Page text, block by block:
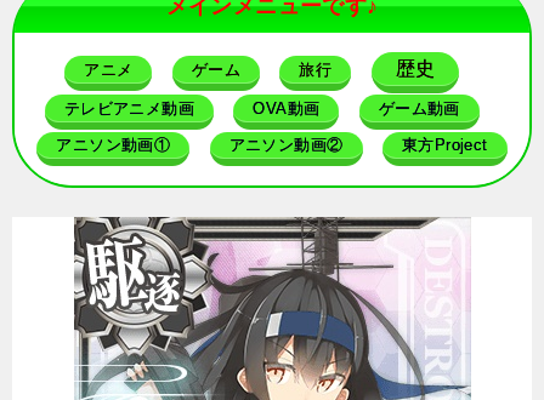
メインメニューです♪
アニメ ゲーム 旅行 歴史
テレビアニメ動画 OVA動画 ゲーム動画
アニソン動画① アニソン動画② 東方Project